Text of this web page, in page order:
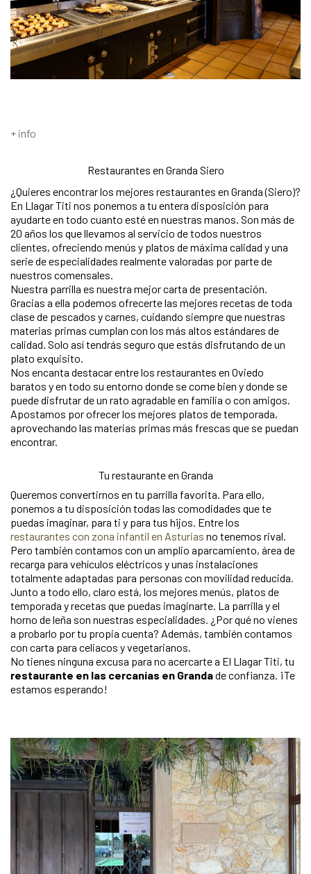
+ info
Restaurantes en Granda Siero
¿Quieres encontrar los mejores restaurantes en Granda (Siero)?
En Llagar Titi nos ponemos a tu entera disposición para
ayudarte en todo cuanto esté en nuestras manos. Son más de
20 años los que llevamos al servicio de todos nuestros
clientes, ofreciendo menús y platos de máxima calidad y una
serie de especialidades realmente valoradas por parte de
nuestros comensales.
Nuestra parrilla es nuestra mejor carta de presentación.
Gracias a ella podemos ofrecerte las mejores recetas de toda
clase de pescados y carnes, cuidando siempre que nuestras
materias primas cumplan con los más altos estándares de
calidad. Solo así tendrás seguro que estás disfrutando de un
plato exquisito.
Nos encanta destacar entre los restaurantes en Oviedo
baratos y en todo su entorno donde se come bien y donde se
puede disfrutar de un rato agradable en familia o con amigos.
Apostamos por ofrecer los mejores platos de temporada,
aprovechando las materias primas más frescas que se puedan
encontrar.
Tu restaurante en Granda
Queremos convertirnos en tu parrilla favorita. Para ello,
ponemos a tu disposición todas las comodidades que te
puedas imaginar, para ti y para tus hijos. Entre los
restaurantes con zona infantil en Asturias no tenemos rival.
Pero también contamos con un amplio aparcamiento, área de
recarga para vehículos eléctricos y unas instalaciones
totalmente adaptadas para personas con movilidad reducida.
Junto a todo ello, claro está, los mejores menús, platos de
temporada y recetas que puedas imaginarte. La parrilla y el
horno de leña son nuestras especialidades. ¿Por qué no vienes
a probarlo por tu propia cuenta? Además, también contamos
con carta para celiacos y vegetarianos.
No tienes ninguna excusa para no acercarte a El Llagar Titi, tu
restaurante en las cercanías en Grandade confianza. ¡Te
estamos esperando!